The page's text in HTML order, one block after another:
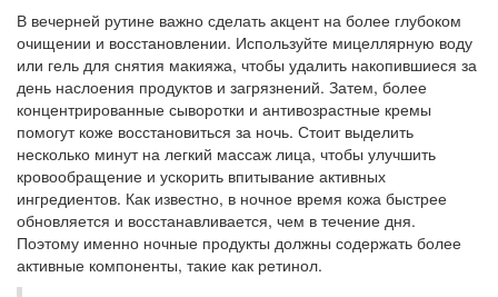
В вечерней рутине важно сделать акцент на более глубоком
очищении и восстановлении. Используйте мицеллярную воду
или гель для снятия макияжа, чтобы удалить накопившиеся за
день наслоения продуктов и загрязнений. Затем, более
концентрированные сыворотки и антивозрастные кремы
помогут коже восстановиться за ночь. Стоит выделить
несколько минут на легкий массаж лица, чтобы улучшить
кровообращение и ускорить впитывание активных
ингредиентов. Как известно, в ночное время кожа быстрее
обновляется и восстанавливается, чем в течение дня.
Поэтому именно ночные продукты должны содержать более
активные компоненты, такие как ретинол.